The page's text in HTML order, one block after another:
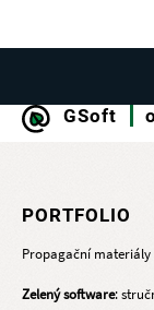
GSoft
PORTFOLIO
Propagační
Zelený software: